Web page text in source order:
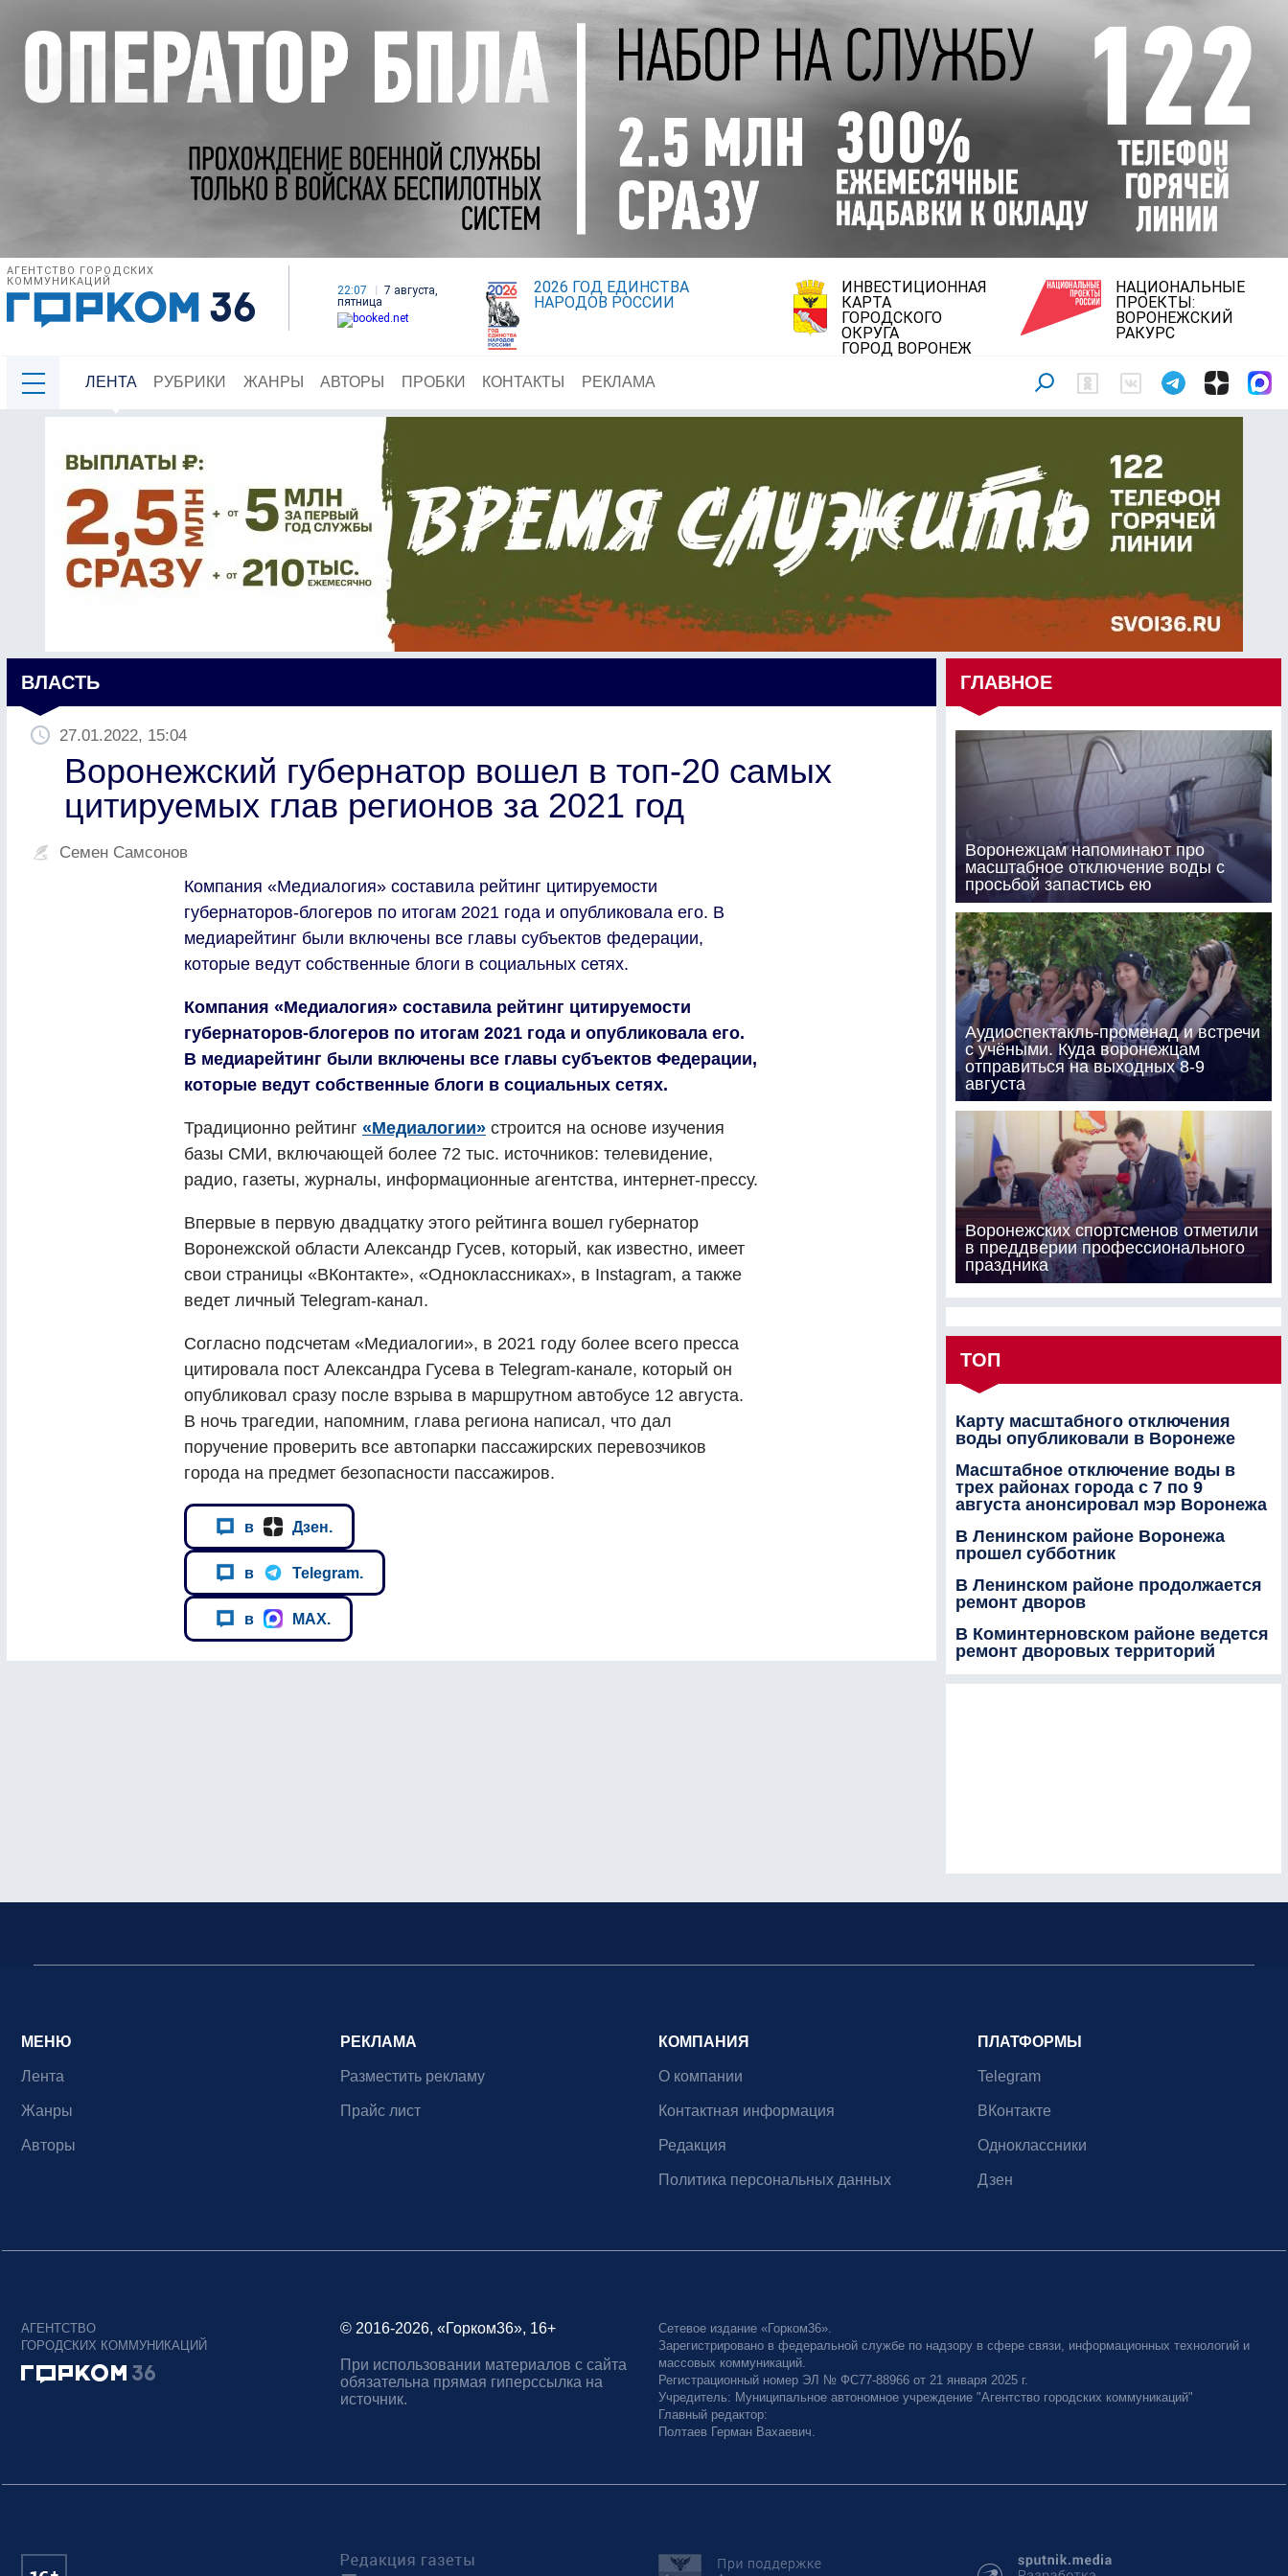
АГЕНТСТВО ГОРОДСКИХ
КОММУНИКАЦИЙ
22:07
7 августа,
пятница
2026 ГОД ЕДИНСТВА
НАРОДОВ РОССИИ
ИНВЕСТИЦИОННАЯ
КАРТА
ГОРОДСКОГО
ОКРУГА
ГОРОД ВОРОНЕЖ
НАЦИОНАЛЬНЫЕ
ПРОЕКТЫ:
ВОРОНЕЖСКИЙ
РАКУРС
ЛЕНТА РУБРИКИ ЖАНРЫ АВТОРЫ ПРОБКИ КОНТАКТЫ РЕКЛАМА
ВЛАСТЬ
27.01.2022, 15:04
Воронежский губернатор вошел в топ-20 самых
цитируемых глав регионов за 2021 год
Семен Самсонов
Компания «Медиалогия» составила рейтинг цитируемости
губернаторов-блогеров по итогам 2021 года и опубликовала его. В
медиарейтинг были включены все главы субъектов федерации,
которые ведут собственные блоги в социальных сетях.
Компания «Медиалогия» составила рейтинг цитируемости
губернаторов-блогеров по итогам 2021 года и опубликовала его.
В медиарейтинг были включены все главы субъектов Федерации,
которые ведут собственные блоги в социальных сетях.
Традиционно рейтинг «Медиалогии» строится на основе изучения
базы СМИ, включающей более 72 тыс. источников: телевидение,
радио, газеты, журналы, информационные агентства, интернет-прессу.
Впервые в первую двадцатку этого рейтинга вошел губернатор
Воронежской области Александр Гусев, который, как известно, имеет
свои страницы «ВКонтакте», «Одноклассниках», в Instagram, а также
ведет личный Telegram-канал.
Согласно подсчетам «Медиалогии», в 2021 году более всего пресса
цитировала пост Александра Гусева в Telegram-канале, который он
опубликовал сразу после взрыва в маршрутном автобусе 12 августа.
В ночь трагедии, напомним, глава региона написал, что дал
поручение проверить все автопарки пассажирских перевозчиков
города на предмет безопасности пассажиров.
в Дзен.
в Telegram.
в MAX.
ГЛАВНОЕ
Воронежцам напоминают про
масштабное отключение воды с
просьбой запастись ею
Аудиоспектакль-променад и встречи
с учёными. Куда воронежцам
отправиться на выходных 8-9
августа
Воронежских спортсменов отметили
в преддверии профессионального
праздника
ТОП
Карту масштабного отключения
воды опубликовали в Воронеже
Масштабное отключение воды в
трех районах города с 7 по 9
августа анонсировал мэр Воронежа
В Ленинском районе Воронежа
прошел субботник
В Ленинском районе продолжается
ремонт дворов
В Коминтерновском районе ведется
ремонт дворовых территорий
МЕНЮ
Лента
Жанры
Авторы
РЕКЛАМА
Разместить рекламу
Прайс лист
КОМПАНИЯ
О компании
Контактная информация
Редакция
Политика персональных данных
ПЛАТФОРМЫ
Telegram
ВКонтакте
Одноклассники
Дзен
АГЕНТСТВО
ГОРОДСКИХ КОММУНИКАЦИЙ
© 2016-2026, «Горком36», 16+
При использовании материалов с сайта
обязательна прямая гиперссылка на
источник.
Сетевое издание «Горком36».
Зарегистрировано в федеральной службе по надзору в сфере связи, информационных технологий и
массовых коммуникаций.
Регистрационный номер ЭЛ № ФС77-88966 от 21 января 2025 г.
Учредитель: Муниципальное автономное учреждение "Агентство городских коммуникаций"
Главный редактор:
Полтаев Герман Вахаевич.